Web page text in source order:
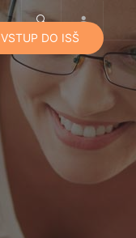
VSTUP DO ISŠ